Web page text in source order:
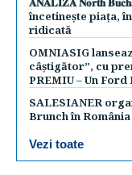
încetinește piața,
ridicată
OMNIASIG
câștigător”, cu
PREMIU – Un
SALESIANER
Brunch în România
Vezi toate